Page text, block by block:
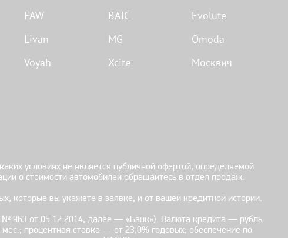
FAW BAIC
Evolute
Livan MG
Omoda
Voyah Xcite Москвич
условиях не является публичной офертой, определяемой
о стоимости автомобилей обращайтесь в отдел продаж.
которые вы укажете в заявке, и от вашей кредитной истории.
963 от 05.12.2014, далее — «Банк»). Валюта кредита — рубль
процентная ставка — от 23,0% годовых; обеспечение по